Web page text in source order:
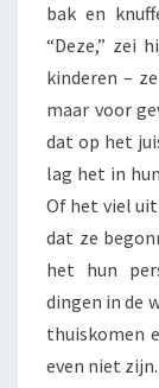
D
V
A
A
E
E
N
‘
E
V
E
N
bak en
“Deze,” zei
kinderen –
maar voor
dat op het
lag het in
Of het viel
dat ze
het hun
dingen in de
thuiskomen
even niet zijn.